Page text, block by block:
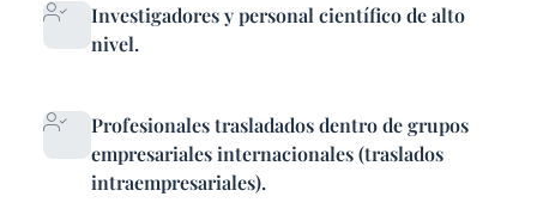
Investigadores y personal científico de alto
nivel.
Profesionales trasladados dentro de grupos
empresariales internacionales (traslados
intraempresariales).